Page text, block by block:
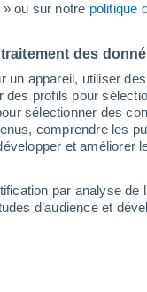
» ou sur notre politique
des
appareil, utiliser
des profils pour
sélectionner des
comprendre les
et
par analyse
d’audience et